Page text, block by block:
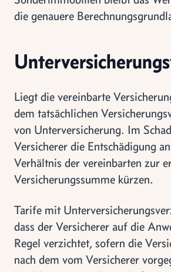
die genauere
Liegt die vereinbarte
dem tatsächlichen
von Unterversicherung. Im
Versicherer die Entschädigung
Verhältnis der vereinbarten zur
Versicherungssumme kürzen.
Tarife mit
dass der Versicherer auf die
Regel verzichtet, sofern die
nach dem vom Versicherer